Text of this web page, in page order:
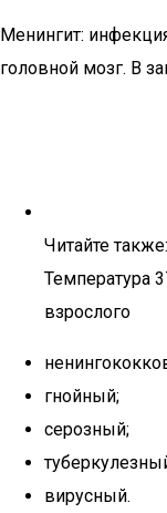
Менингит:
головной мозг. В
Читайте также:
Температура
взрослого
гнойный;
серозный;
вирусный.